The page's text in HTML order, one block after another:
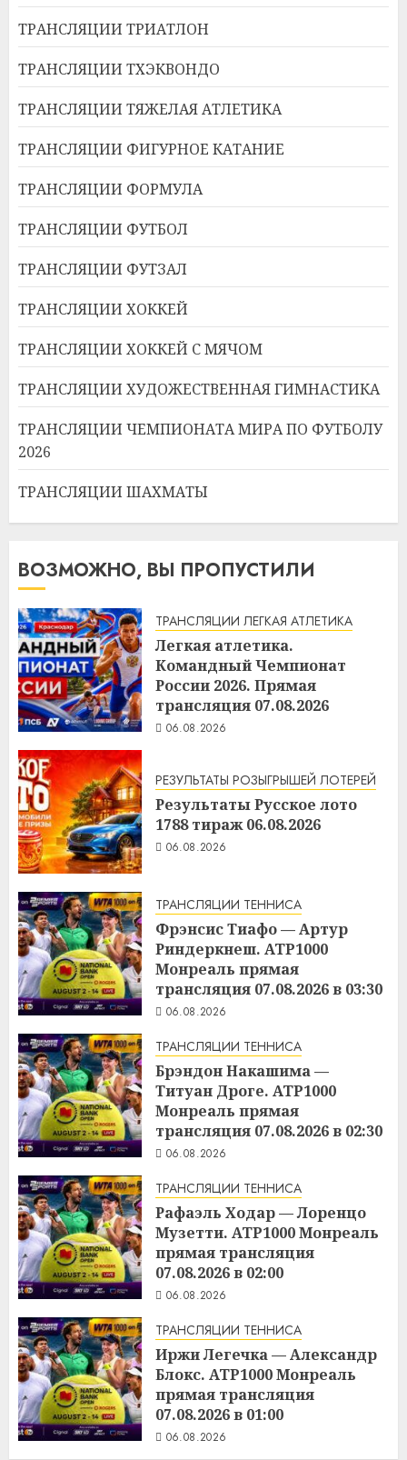
ТРАНСЛЯЦИИ ТРИАТЛОН
ТРАНСЛЯЦИИ ТХЭКВОНДО
ТРАНСЛЯЦИИ ТЯЖЕЛАЯ АТЛЕТИКА
ТРАНСЛЯЦИИ ФИГУРНОЕ КАТАНИЕ
ТРАНСЛЯЦИИ ФОРМУЛА
ТРАНСЛЯЦИИ ФУТБОЛ
ТРАНСЛЯЦИИ ФУТЗАЛ
ТРАНСЛЯЦИИ ХОККЕЙ
ТРАНСЛЯЦИИ ХОККЕЙ С МЯЧОМ
ТРАНСЛЯЦИИ ХУДОЖЕСТВЕННАЯ ГИМНАСТИКА
ТРАНСЛЯЦИИ ЧЕМПИОНАТА МИРА ПО ФУТБОЛУ
2026
ТРАНСЛЯЦИИ ШАХМАТЫ
ВОЗМОЖНО, ВЫ ПРОПУСТИЛИ
ТРАНСЛЯЦИИ ЛЕГКАЯ АТЛЕТИКА
Легкая атлетика.
Командный Чемпионат
России 2026. Прямая
трансляция 07.08.2026
06.08.2026
РЕЗУЛЬТАТЫ РОЗЫГРЫШЕЙ ЛОТЕРЕЙ
Результаты Русское лото
1788 тираж 06.08.2026
06.08.2026
ТРАНСЛЯЦИИ ТЕННИСА
Фрэнсис Тиафо — Артур
Риндеркнеш. ATP1000
Монреаль прямая
трансляция 07.08.2026 в 03:30
06.08.2026
ТРАНСЛЯЦИИ ТЕННИСА
Брэндон Накашима —
Титуан Дроге. ATP1000
Монреаль прямая
трансляция 07.08.2026 в 02:30
06.08.2026
ТРАНСЛЯЦИИ ТЕННИСА
Рафаэль Ходар — Лоренцо
Музетти. ATP1000 Монреаль
прямая трансляция
07.08.2026 в 02:00
06.08.2026
ТРАНСЛЯЦИИ ТЕННИСА
Иржи Легечка — Александр
Блокс. ATP1000 Монреаль
прямая трансляция
07.08.2026 в 01:00
06.08.2026